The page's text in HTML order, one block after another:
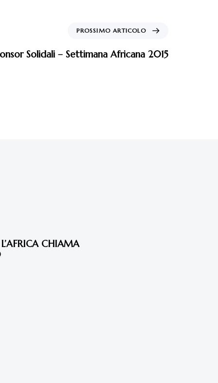
PROSSIMO ARTICOLO
Solidali – Settimana Africana 2015
CHIAMA